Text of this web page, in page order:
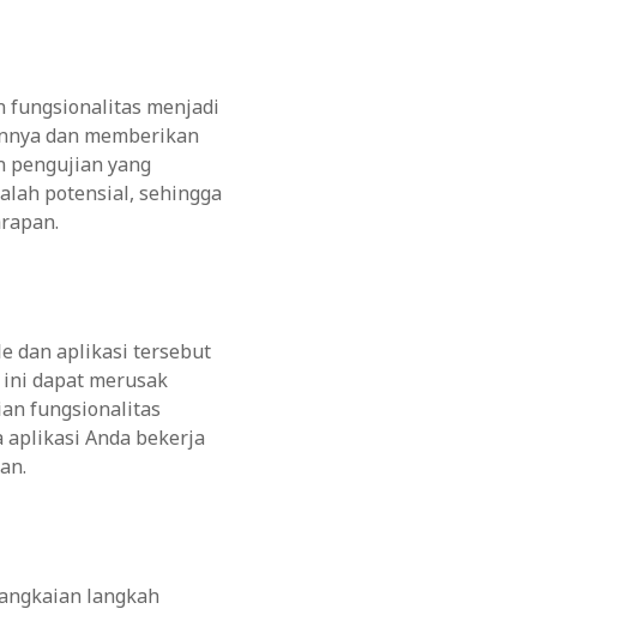
fungsionalitas menjadi
dan memberikan
pengujian yang
potensial, sehingga
dan aplikasi tersebut
ini dapat merusak
fungsionalitas
aplikasi Anda bekerja
langkah